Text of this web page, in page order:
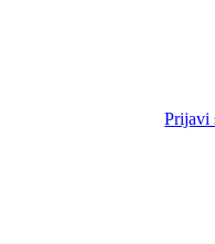
Prijavi